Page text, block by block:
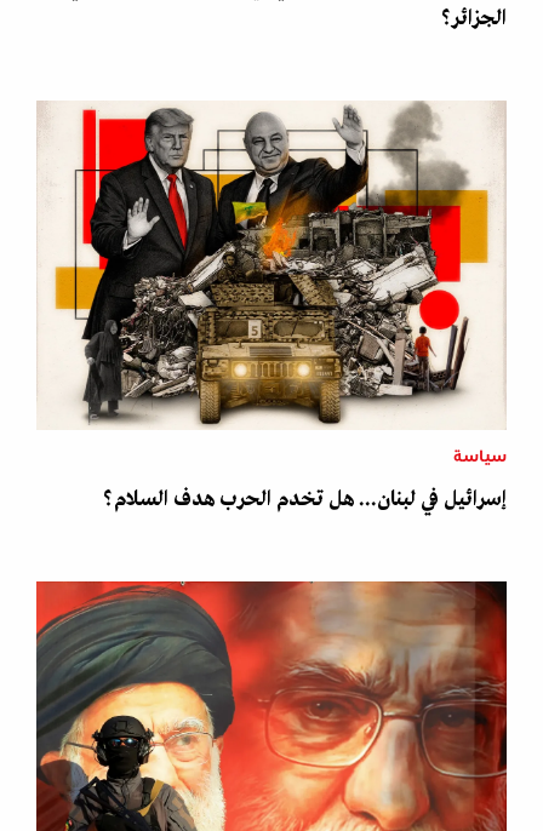
الجزائر؟
سياسة
إسرائيل في لبنان... هل تخدم الحرب هدف السلام؟